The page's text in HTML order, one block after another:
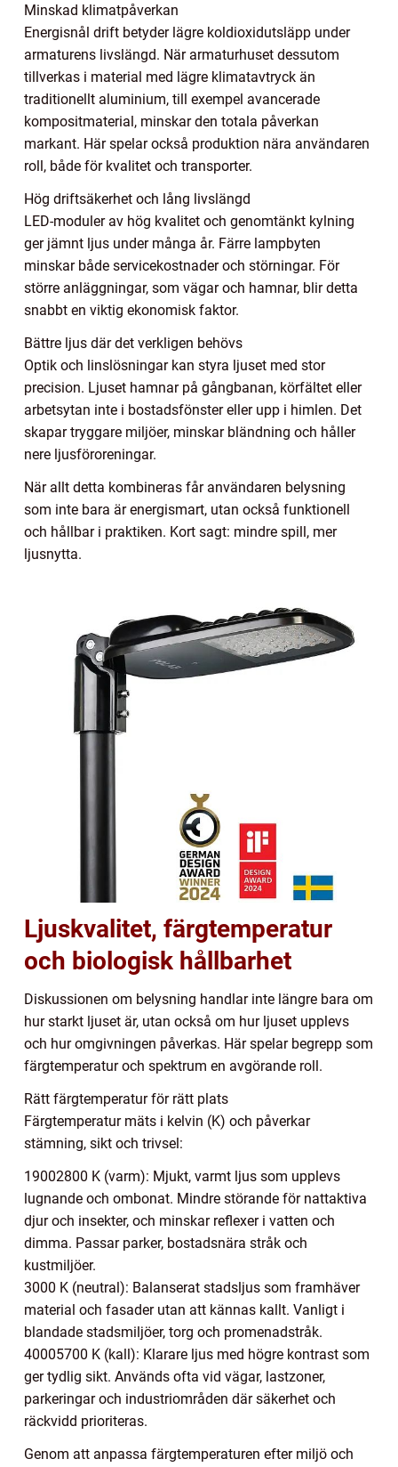
Minskad klimatpåverkan
Energisnål drift betyder lägre koldioxidutsläpp under
armaturens livslängd. När armaturhuset dessutom
tillverkas i material med lägre klimatavtryck än
traditionellt aluminium, till exempel avancerade
kompositmaterial, minskar den totala påverkan
markant. Här spelar också produktion nära användaren
roll, både för kvalitet och transporter.
Hög driftsäkerhet och lång livslängd
LED-moduler av hög kvalitet och genomtänkt kylning
ger jämnt ljus under många år. Färre lampbyten
minskar både servicekostnader och störningar. För
större anläggningar, som vägar och hamnar, blir detta
snabbt en viktig ekonomisk faktor.
Bättre ljus där det verkligen behövs
Optik och linslösningar kan styra ljuset med stor
precision. Ljuset hamnar på gångbanan, körfältet eller
arbetsytan inte i bostadsfönster eller upp i himlen. Det
skapar tryggare miljöer, minskar bländning och håller
nere ljusföroreningar.
När allt detta kombineras får användaren belysning
som inte bara är energismart, utan också funktionell
och hållbar i praktiken. Kort sagt: mindre spill, mer
ljusnytta.
Ljuskvalitet, färgtemperatur
och biologisk hållbarhet
Diskussionen om belysning handlar inte längre bara om
hur starkt ljuset är, utan också om hur ljuset upplevs
och hur omgivningen påverkas. Här spelar begrepp som
färgtemperatur och spektrum en avgörande roll.
Rätt färgtemperatur för rätt plats
Färgtemperatur mäts i kelvin (K) och påverkar
stämning, sikt och trivsel:
19002800 K (varm): Mjukt, varmt ljus som upplevs
lugnande och ombonat. Mindre störande för nattaktiva
djur och insekter, och minskar reflexer i vatten och
dimma. Passar parker, bostadsnära stråk och
kustmiljöer.
3000 K (neutral): Balanserat stadsljus som framhäver
material och fasader utan att kännas kallt. Vanligt i
blandade stadsmiljöer, torg och promenadstråk.
40005700 K (kall): Klarare ljus med högre kontrast som
ger tydlig sikt. Används ofta vid vägar, lastzoner,
parkeringar och industriområden där säkerhet och
räckvidd prioriteras.
Genom att anpassa färgtemperaturen efter miljö och